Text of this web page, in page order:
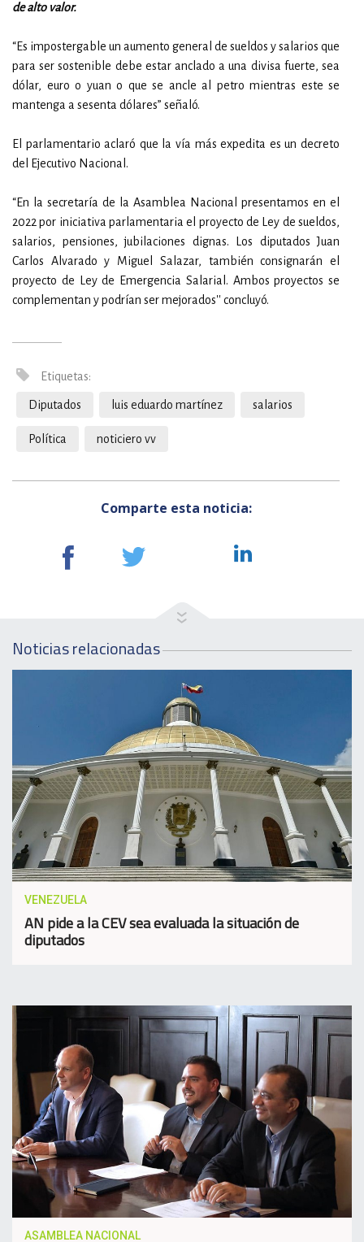
de alto valor.
“Es impostergable un aumento general de sueldos y salarios que
para ser sostenible debe estar anclado a una divisa fuerte, sea
dólar, euro o yuan o que se ancle al petro mientras este se
mantenga a sesenta dólares” señaló.
El parlamentario aclaró que la vía más expedita es un decreto
del Ejecutivo Nacional.
“En la secretaría de la Asamblea Nacional presentamos en el
2022 por iniciativa parlamentaria el proyecto de Ley de sueldos,
salarios, pensiones, jubilaciones dignas. Los diputados Juan
Carlos Alvarado y Miguel Salazar, también consignarán el
proyecto de Ley de Emergencia Salarial. Ambos proyectos se
complementan y podrían ser mejorados'' concluyó.
Etiquetas:
Diputados luis eduardo martínez salarios
Política noticiero vv
Comparte esta noticia:
Noticias relacionadas
VENEZUELA
AN pide a la CEV sea evaluada la situación de
diputados
ASAMBLEA NACIONAL